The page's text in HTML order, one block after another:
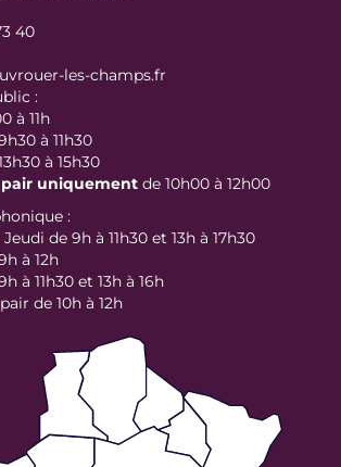
40
les-champs.fr
:
à 11h
à 11h30
à 15h30
pair uniquement de 10h00 à 12h00
:
de 9h à 11h30 et 13h à 17h30
à 12h
à 11h30 et 13h à 16h
de 10h à 12h